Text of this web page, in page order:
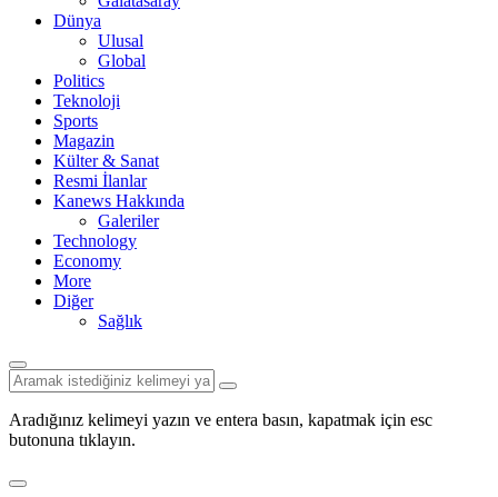
Dünya
Ulusal
Global
Politics
Teknoloji
Sports
Magazin
Külter & Sanat
Resmi İlanlar
Kanews Hakkında
Galeriler
Technology
Economy
More
Diğer
Sağlık
Aradığınız kelimeyi yazın ve entera basın, kapatmak için esc
butonuna tıklayın.